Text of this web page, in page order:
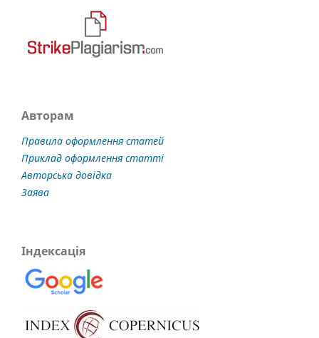
Авторам
Правила оформлення статей
Приклад оформлення статті
Авторська довідка
Заява
Індексація